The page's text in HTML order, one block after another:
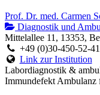
Prof. Dr. med. Carmen
Diagnostik und
Mittelallee 11, 13353,
+49 (0)30-450-52-
Link zur Institution
Labordiagnostik &
Immundefekt